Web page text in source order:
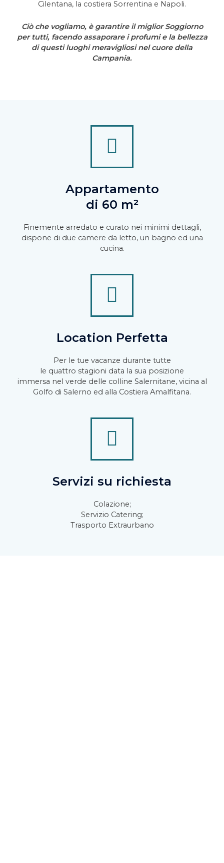
Cilentana, la costiera Sorrentina e Napoli.
Ciò che vogliamo, è garantire il miglior Soggiorno
per tutti, facendo assaporare i profumi e la bellezza
di questi luoghi meravigliosi nel cuore della
Campania.
Appartamento
di 60 m²
Finemente arredato e curato nei minimi dettagli,
dispone di due camere da letto, un bagno ed una
cucina.
Location Perfetta
Per le tue vacanze durante tutte
le quattro stagioni data la sua posizione
immersa nel verde delle colline Salernitane, vicina al
Golfo di Salerno ed alla Costiera Amalfitana.
Servizi su richiesta
Colazione;
Servizio Catering;
Trasporto Extraurbano